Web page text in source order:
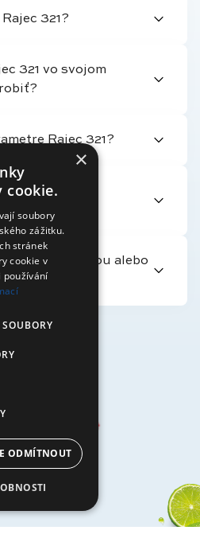
321?
321 vo svojom
Rajec 321?
pre
321 s kávou alebo
×
cookie.
soubory
zážitku.
stránek
cookie v
používání
ODMÍTNOUT